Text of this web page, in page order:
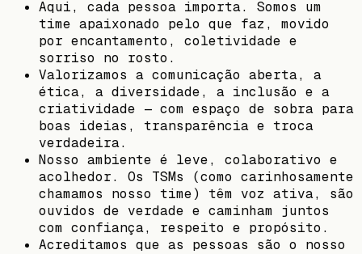
Aqui, cada pessoa importa. Somos um
time apaixonado pelo que faz, movido
por encantamento, coletividade e
sorriso no rosto.
Valorizamos a comunicação aberta, a
ética, a diversidade, a inclusão e a
criatividade — com espaço de sobra para
boas ideias, transparência e troca
verdadeira.
Nosso ambiente é leve, colaborativo e
acolhedor. Os TSMs (como carinhosamente
chamamos nosso time) têm voz ativa, são
ouvidos de verdade e caminham juntos
com confiança, respeito e propósito.
Acreditamos que as pessoas são o nosso